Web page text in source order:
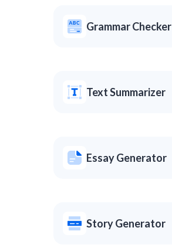
Grammar Checker
Text Summarizer
Essay Generator
Story Generator